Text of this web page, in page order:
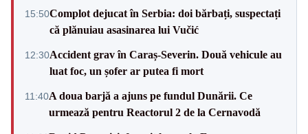
15:50Complot dejucat în Serbia: doi bărbați, suspectați
că plănuiau asasinarea lui Vučić
12:30Accident grav în Caraș-Severin. Două vehicule au
luat foc, un șofer ar putea fi mort
11:40A doua barjă a ajuns pe fundul Dunării. Ce
urmează pentru Reactorul 2 de la Cernavodă